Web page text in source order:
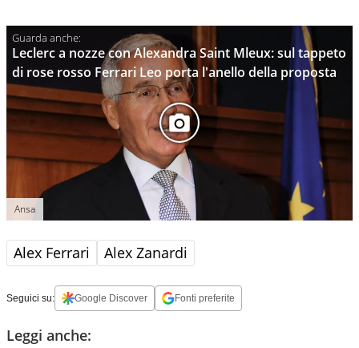
Leclerc a nozze con Alexandra Saint Mleux: sul tappeto
di rose rosso Ferrari Leo porta l'anello della proposta
Ansa
Alex Ferrari Alex Zanardi
Seguici su: Google Discover Fonti preferite
Leggi anche: